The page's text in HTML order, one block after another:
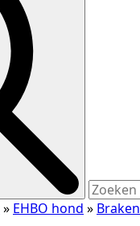
» EHBO hond » Braken